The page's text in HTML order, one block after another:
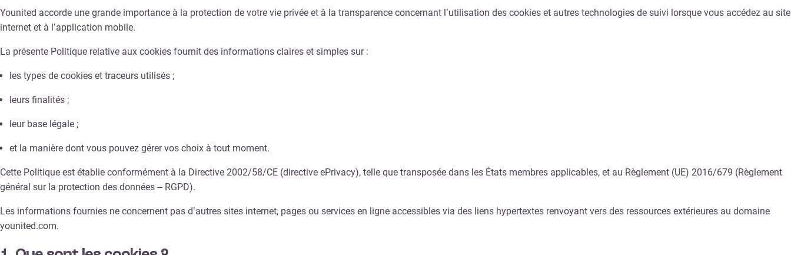
Younited accorde une grande importance à la protection de votre vie privée et à la transparence concernant l’utilisation des cookies et autres technologies de suivi lorsque vous accédez au site
internet et à l’application mobile.
La présente Politique relative aux cookies fournit des informations claires et simples sur :
les types de cookies et traceurs utilisés ;
leurs finalités ;
leur base légale ;
et la manière dont vous pouvez gérer vos choix à tout moment.
Cette Politique est établie conformément à la Directive 2002/58/CE (directive ePrivacy), telle que transposée dans les États membres applicables, et au Règlement (UE) 2016/679 (Règlement
général sur la protection des données – RGPD).
Les informations fournies ne concernent pas d’autres sites internet, pages ou services en ligne accessibles via des liens hypertextes renvoyant vers des ressources extérieures au domaine
younited.com.